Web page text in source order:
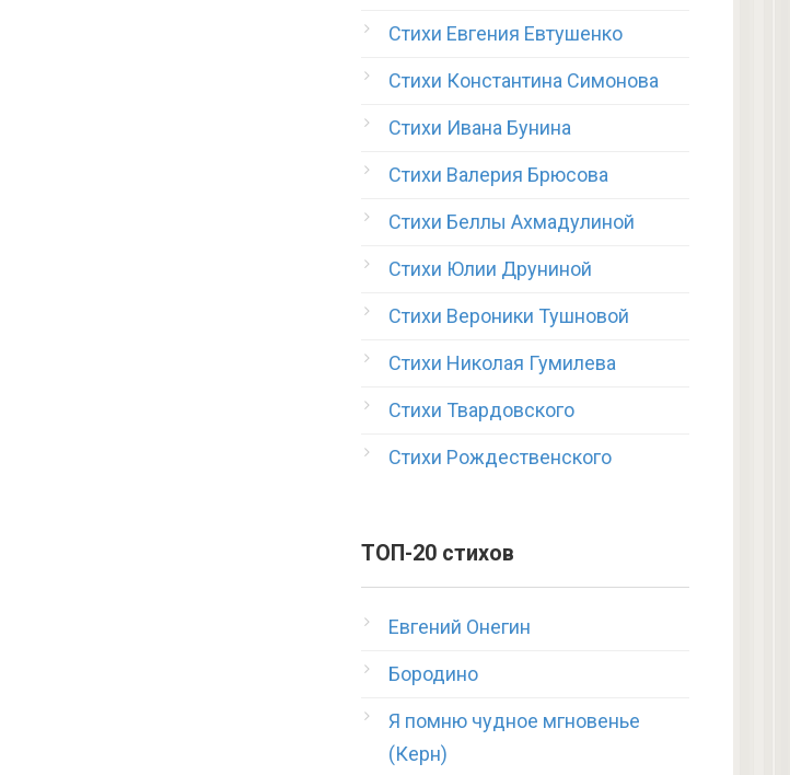
Стихи Евгения Евтушенко
Стихи Константина Симонова
Стихи Ивана Бунина
Стихи Валерия Брюсова
Стихи Беллы Ахмадулиной
Стихи Юлии Друниной
Стихи Вероники Тушновой
Стихи Николая Гумилева
Стихи Твардовского
Стихи Рождественского
ТОП-20 стихов
Евгений Онегин
Бородино
Я помню чудное мгновенье
(Керн)